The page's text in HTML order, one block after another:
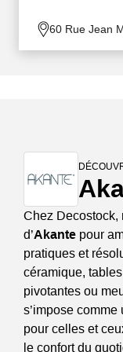
60 Rue Jean
Chez Decostock,
d’Akante pour
pratiques et
céramique,
pivotantes ou
s’impose
pour celles et
le confort du